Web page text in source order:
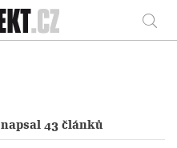
napsal 43 článků